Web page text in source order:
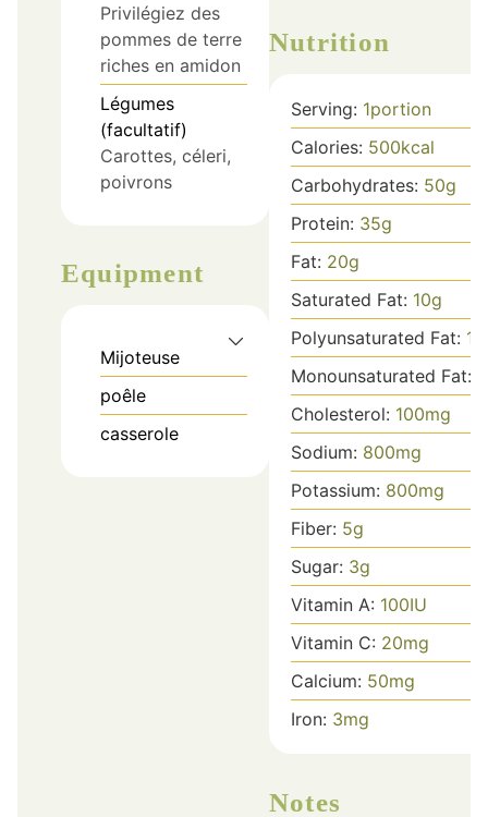
Privilégiez des
pommes de terre
riches en amidon
Légumes
(facultatif)
Carottes, céleri,
poivrons
Equipment
Mijoteuse
poêle
casserole
Nutrition
Serving: 1portion
Calories: 500kcal
Carbohydrates: 50g
Protein: 35g
Fat: 20g
Saturated Fat: 10g
Polyunsaturated Fat: 1
Monounsaturated Fat:
Cholesterol: 100mg
Sodium: 800mg
Potassium: 800mg
Fiber: 5g
Sugar: 3g
Vitamin A: 100IU
Vitamin C: 20mg
Calcium: 50mg
Iron: 3mg
Notes